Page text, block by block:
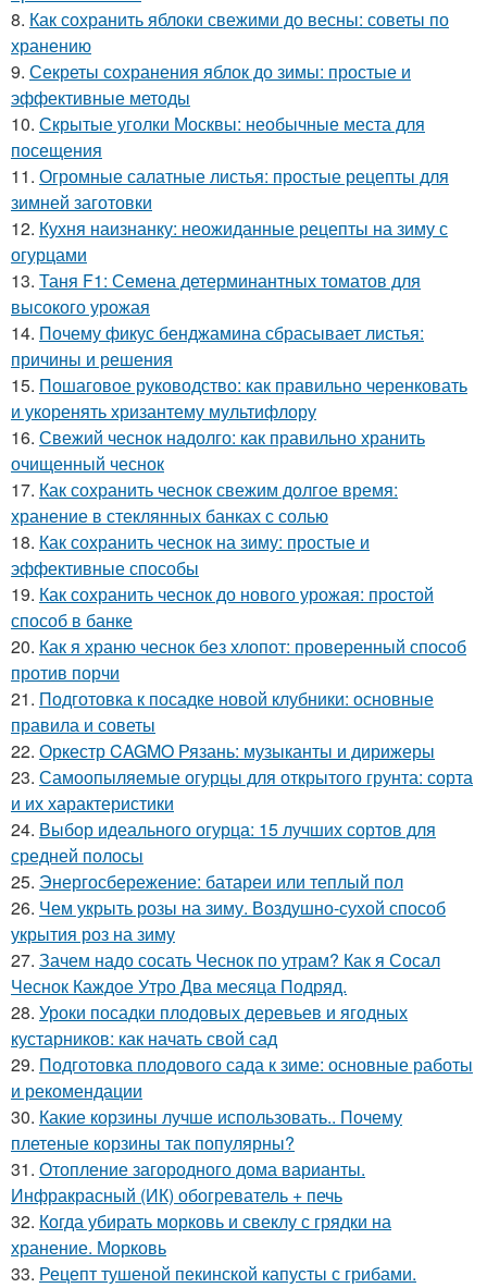
8. Как сохранить яблоки свежими до весны: советы по
хранению
9. Секреты сохранения яблок до зимы: простые и
эффективные методы
10. Скрытые уголки Москвы: необычные места для
посещения
11. Огромные салатные листья: простые рецепты для
зимней заготовки
12. Кухня наизнанку: неожиданные рецепты на зиму с
огурцами
13. Таня F1: Семена детерминантных томатов для
высокого урожая
14. Почему фикус бенджамина сбрасывает листья:
причины и решения
15. Пошаговое руководство: как правильно черенковать
и укоренять хризантему мультифлору
16. Свежий чеснок надолго: как правильно хранить
очищенный чеснок
17. Как сохранить чеснок свежим долгое время:
хранение в стеклянных банках с солью
18. Как сохранить чеснок на зиму: простые и
эффективные способы
19. Как сохранить чеснок до нового урожая: простой
способ в банке
20. Как я храню чеснок без хлопот: проверенный способ
против порчи
21. Подготовка к посадке новой клубники: основные
правила и советы
22. Оркестр CAGMO Рязань: музыканты и дирижеры
23. Самоопыляемые огурцы для открытого грунта: сорта
и их характеристики
24. Выбор идеального огурца: 15 лучших сортов для
средней полосы
25. Энергосбережение: батареи или теплый пол
26. Чем укрыть розы на зиму. Воздушно-сухой способ
укрытия роз на зиму
27. Зачем надо сосать Чеснок по утрам? Как я Сосал
Чеснок Каждое Утро Два месяца Подряд.
28. Уроки посадки плодовых деревьев и ягодных
кустарников: как начать свой сад
29. Подготовка плодового сада к зиме: основные работы
и рекомендации
30. Какие корзины лучше использовать.. Почему
плетеные корзины так популярны?
31. Отопление загородного дома варианты.
Инфракрасный (ИК) обогреватель + печь
32. Когда убирать морковь и свеклу с грядки на
хранение. Морковь
33. Рецепт тушеной пекинской капусты с грибами.